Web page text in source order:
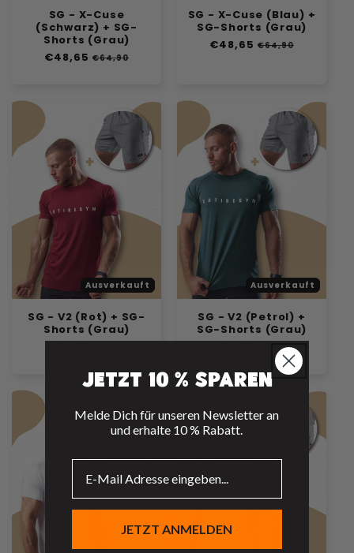
SG - X-Cuse
(Schwarz) + SG-
Shorts (Grau)
Normaler
€48,65 Verkaufspreis
€64,90
SG - X-Cuse (Blau) +
SG-Shorts (Grau)
Normaler
€48,65 Verkaufspreis
€64,90
Ausverkauft
SG - V2 (Rot) + SG-
Shorts (Grau)
Ausverkauft
SG - V2 (Petrol) +
SG-Shorts (Grau)
Verkaufspreis
€72,90
Jetzt 10 % sparen
Melde Dich für unseren Newsletter an
und erhalte 10 % Rabatt.
JETZT ANMELDEN